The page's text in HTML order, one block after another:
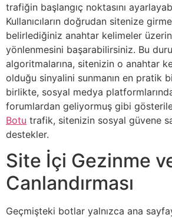
trafiğin başlangıç noktasını
Kullanıcıların doğrudan sitenize
belirlediğiniz anahtar kelimeler
yönlenmesini başarabilirsiniz. Bu
algoritmalarına, sitenizin o anahtar
olduğu sinyalini sunmanın en pratik
birlikte, sosyal medya
forumlardan geliyormuş gibi
Botu trafik, sitenizin sosyal güvene
destekler.
Site İçi Gezinme
Canlandırması
Geçmişteki botlar yalnızca ana